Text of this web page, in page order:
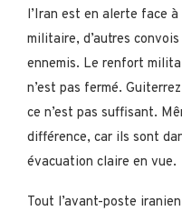
l’Iran est en alerte face
militaire, d’autres
ennemis. Le renfort
n’est pas fermé.
ce n’est pas suffisant.
différence, car ils sont
évacuation claire en vue.
Tout l’avant-poste